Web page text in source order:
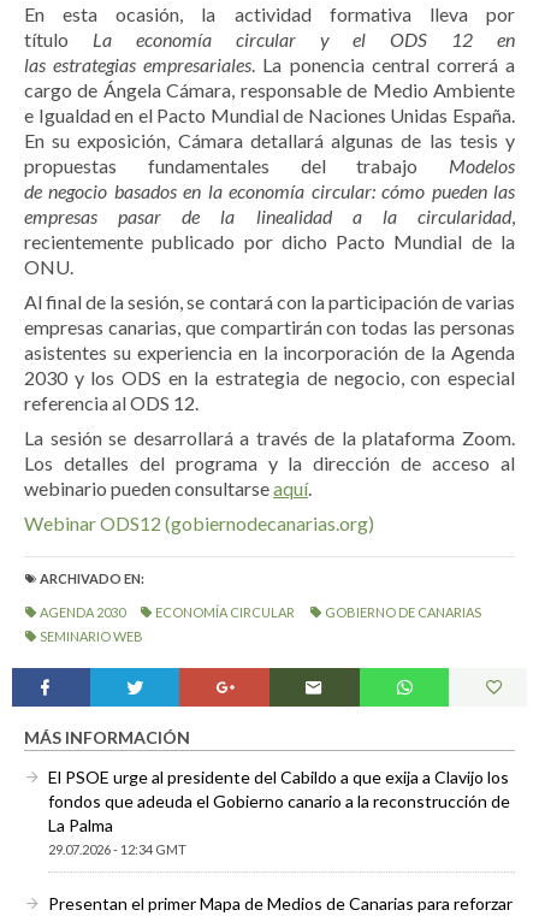
En esta ocasión, la actividad formativa lleva por
título La economía circular y el ODS 12 en
lasestrategiasempresariales . La ponencia central correrá a
cargo de Ángela Cámara, responsable de Medio Ambiente
e Igualdad en el Pacto Mundial de Naciones Unidas España.
En su exposición, Cámara detallará algunas de las tesis y
propuestas fundamentales del trabajo Modelos
denegocio basados en laeconomía circular: cómo pueden las
empresas pasar de la linealidad a la circularidad,
recientemente publicado por dicho Pacto Mundial de la
ONU.
Al final de la sesión, se contará con la participación de varias
empresas canarias, que compartirán con todas las personas
asistentes su experiencia en la incorporación de la Agenda
2030 y los ODS en la estrategia de negocio, con especial
referencia al ODS 12.
La sesión se desarrollará a través de la plataforma Zoom.
Los detalles del programa y la dirección de acceso al
webinario pueden consultarseaquí.
Webinar ODS12 (gobiernodecanarias.org)
ARCHIVADO EN:
AGENDA 2030 ECONOMÍA CIRCULAR
GOBIERNO DE CANARIAS
SEMINARIO WEB
MÁS INFORMACIÓN
El PSOE urge al presidente del Cabildo a que exija a Clavijo los
fondos que adeuda el Gobierno canario a la reconstrucción de
La Palma
29.07.2026 - 12:34 GMT
Presentan el primer Mapa de Medios de Canarias para reforzar